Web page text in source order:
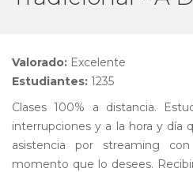
Valorado: Excelente
Estudiantes: 1235
Clases 100% a distancia.
interrupciones y a la hora y día
asistencia por streaming
momento que lo desees.